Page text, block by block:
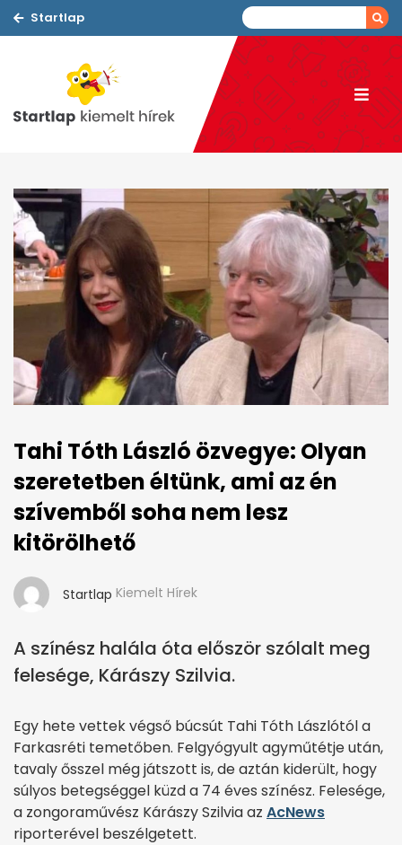
Startlap
Tahi Tóth László özvegye: Olyan
szeretetben éltünk, ami az én
szívemből soha nem lesz
kitörölhető
Startlap Kiemelt Hírek
A színész halála óta először szólalt meg
felesége, Kárászy Szilvia.
Egy hete vettek végső búcsút Tahi Tóth Lászlótól a
Farkasréti temetőben. Felgyógyult agyműtétje után,
tavaly ősszel még játszott is, de aztán kiderült, hogy
súlyos betegséggel küzd a 74 éves színész. Felesége,
a zongoraművész Kárászy Szilvia az AcNews
riporterével beszélgetett.